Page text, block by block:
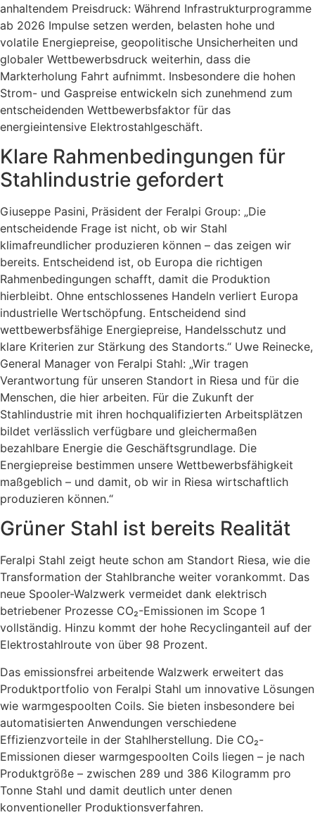
anhaltendem Preisdruck: Während Infrastrukturprogramme
ab 2026 Impulse setzen werden, belasten hohe und
volatile Energiepreise, geopolitische Unsicherheiten und
globaler Wettbewerbsdruck weiterhin, dass die
Markterholung Fahrt aufnimmt. Insbesondere die hohen
Strom- und Gaspreise entwickeln sich zunehmend zum
entscheidenden Wettbewerbsfaktor für das
energieintensive Elektrostahlgeschäft.
Klare Rahmenbedingungen für
Stahlindustrie gefordert
Giuseppe Pasini, Präsident der Feralpi Group: „Die
entscheidende Frage ist nicht, ob wir Stahl
klimafreundlicher produzieren können – das zeigen wir
bereits. Entscheidend ist, ob Europa die richtigen
Rahmenbedingungen schafft, damit die Produktion
hierbleibt. Ohne entschlossenes Handeln verliert Europa
industrielle Wertschöpfung. Entscheidend sind
wettbewerbsfähige Energiepreise, Handelsschutz und
klare Kriterien zur Stärkung des Standorts.“ Uwe Reinecke,
General Manager von Feralpi Stahl: „Wir tragen
Verantwortung für unseren Standort in Riesa und für die
Menschen, die hier arbeiten. Für die Zukunft der
Stahlindustrie mit ihren hochqualifizierten Arbeitsplätzen
bildet verlässlich verfügbare und gleichermaßen
bezahlbare Energie die Geschäftsgrundlage. Die
Energiepreise bestimmen unsere Wettbewerbsfähigkeit
maßgeblich – und damit, ob wir in Riesa wirtschaftlich
produzieren können.“
Grüner Stahl ist bereits Realität
Feralpi Stahl zeigt heute schon am Standort Riesa, wie die
Transformation der Stahlbranche weiter vorankommt. Das
neue Spooler-Walzwerk vermeidet dank elektrisch
betriebener Prozesse CO₂-Emissionen im Scope 1
vollständig. Hinzu kommt der hohe Recyclinganteil auf der
Elektrostahlroute von über 98 Prozent.
Das emissionsfrei arbeitende Walzwerk erweitert das
Produktportfolio von Feralpi Stahl um innovative Lösungen
wie warmgespoolten Coils. Sie bieten insbesondere bei
automatisierten Anwendungen verschiedene
Effizienzvorteile in der Stahlherstellung. Die CO₂-
Emissionen dieser warmgespoolten Coils liegen – je nach
Produktgröße – zwischen 289 und 386 Kilogramm pro
Tonne Stahl und damit deutlich unter denen
konventioneller Produktionsverfahren.